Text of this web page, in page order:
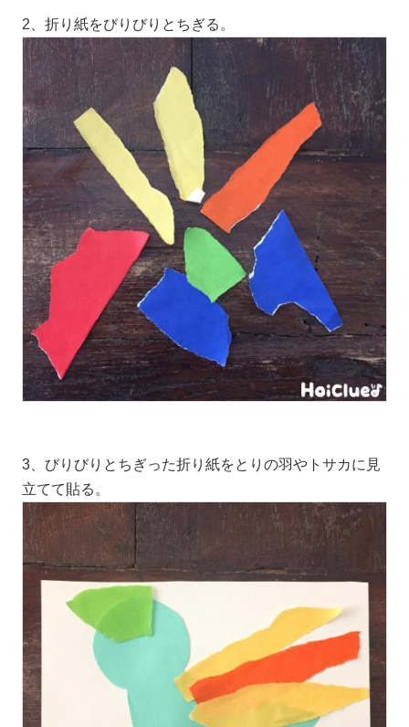
2、折り紙をびりびりとちぎる。
3、びりびりとちぎった折り紙をとりの羽やトサカに見
立てて貼る。